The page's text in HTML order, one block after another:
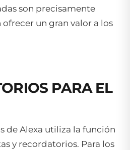
son precisamente
un gran valor a los
PARA EL
de Alexa utiliza la función
y recordatorios. Para los